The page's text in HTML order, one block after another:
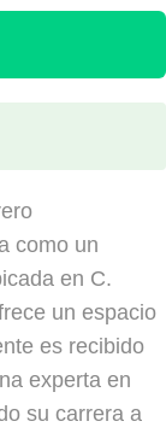
como un
en C.
un espacio
es recibido
experta en
su carrera a